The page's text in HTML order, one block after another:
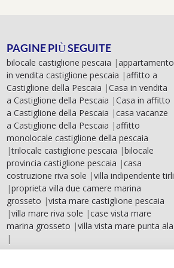
PAGINE PIÙ SEGUITE
bilocale castiglione pescaia |appartamento
in vendita castiglione pescaia |affitto a
Castiglione della Pescaia |Casa in vendita
a Castiglione della Pescaia |Casa in affitto
a Castiglione della Pescaia |casa vacanze
a Castiglione della Pescaia |affitto
monolocale castiglione della pescaia
|trilocale castiglione pescaia |bilocale
provincia castiglione pescaia |casa
costruzione riva sole |villa indipendente tirli
|proprieta villa due camere marina
grosseto |vista mare castiglione pescaia
|villa mare riva sole |case vista mare
marina grosseto |villa vista mare punta ala
|